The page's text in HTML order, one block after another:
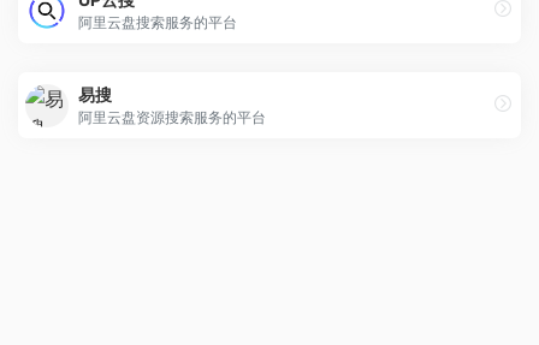
阿里云盘搜索服务的平台
易搜
阿里云盘资源搜索服务的平台